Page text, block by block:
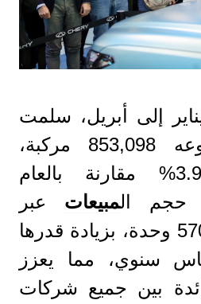
إلى أبريل، سلمت
شيري ما مجموعه 853,098 مركبة،
بزيادة قدرها 3.9% مقارنة بالعام
حجم المبيعات عبر
الحدود إلى 570,884 وحدة، بزيادة قدرها
سنوي، مما يعزز
بين جميع شركات